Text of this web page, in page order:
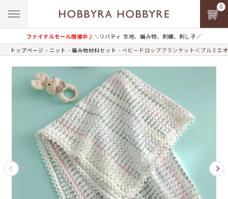
ファイナルセール開催中♪＼リバティ 生地、編み物、刺繍、刺し子／
0
トップページ ニット 編み物材料セット ベビードロップブランケット＜プルミエ